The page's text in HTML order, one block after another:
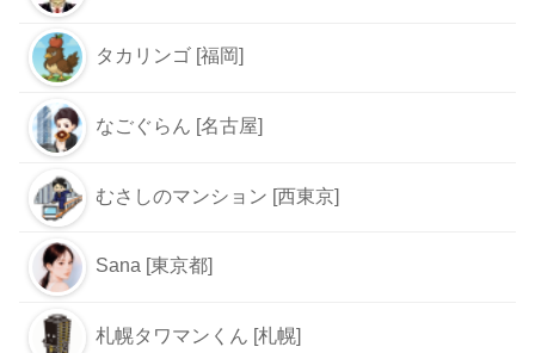
タカリンゴ [福岡]
なごぐらん [名古屋]
むさしのマンション [西東京]
Sana [東京都]
札幌タワマンくん [札幌]